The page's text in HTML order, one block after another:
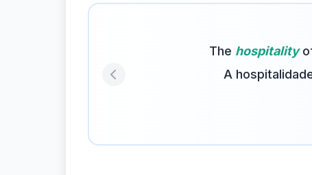
The hospitality
A
Previous